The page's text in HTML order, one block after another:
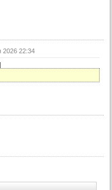
2026 22:34